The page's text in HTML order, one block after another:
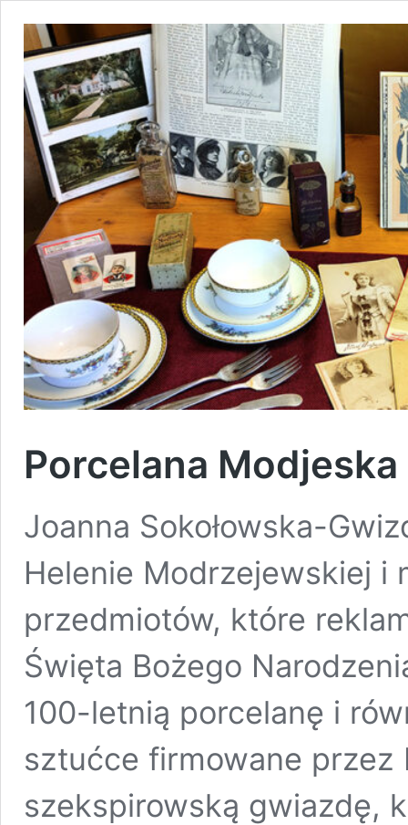
Porcelana
Joanna Sokołowska-
Helenie Modrzejewskiej i
przedmiotów, które
Święta Bożego
100-letnią porcelanę i
sztućce firmowane przez
szekspirowską gwiazdę,